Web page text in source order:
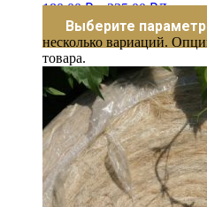
180,00₽ – 335,00₽
Выберите
несколько вариаций.
товара.